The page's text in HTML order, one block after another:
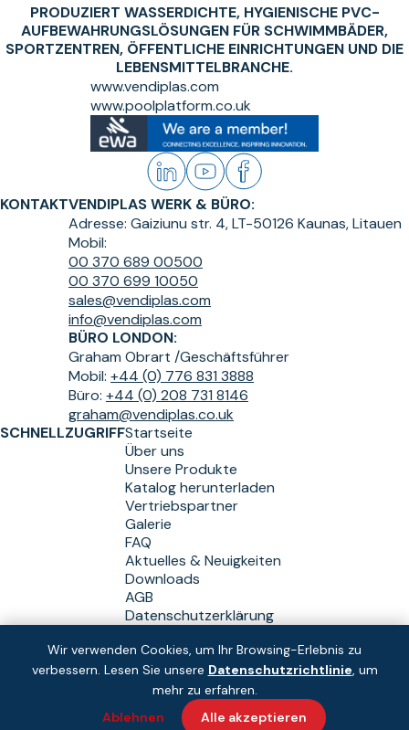
RODUZIERT WASSERDICHTE, HYGIENISCHE PVC-A
UFBEWAHRUNGSLÖSUNGEN FÜR SCHWIMMBÄDER, S
PORTZENTREN, ÖFFENTLICHE EINRICHTUNGEN UND DIE L
EBENSMITTELBRANCHE.
www.vendiplas.com
www.poolplatform.co.uk
KONTAKTVENDIPLAS WERK & BÜRO:
Adresse: Gaiziunu str. 4, LT-50126 Kaunas, Litauen
Mobil:
00 370 689 00500
00 370 699 10050
sales@vendiplas.com
info@vendiplas.com
BÜRO LONDON:
Graham Obrart /Geschäftsführer
Mobil: +44 (0) 776 831 3888
Büro: +44 (0) 208 731 8146
graham@vendiplas.co.uk
SCHNELLZUGRIFFStartseite
Über uns
Unsere Produkte
Katalog herunterladen
Vertriebspartner
Galerie
FAQ
Aktuelles & Neuigkeiten
Downloads
AGB
Datenschutzerklärung
Lösung:
Wir verwenden Cookies, um Ihr Browsing-Erlebnis zu
verbessern. Lesen Sie unsere Datenschutzrichtlinie, um
mehr zu erfahren.
Ablehnen
Alle akzeptieren